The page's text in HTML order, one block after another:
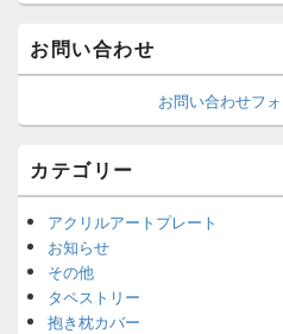
お問い合わせ
お問い合わせフ
カテゴリー
アクリルアートプレート
お知らせ
その他
タペストリー
抱き枕カバー